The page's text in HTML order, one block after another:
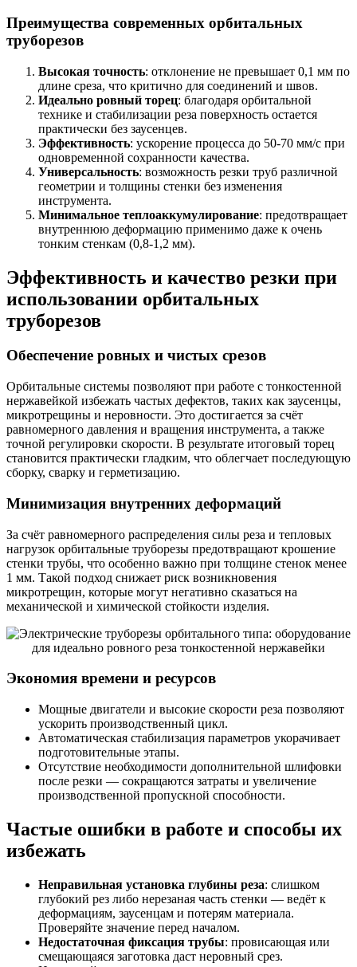
Преимущества современных орбитальных
труборезов
Высокая точность: отклонение не превышает 0,1 мм по
длине среза, что критично для соединений и швов.
Идеально ровный торец: благодаря орбитальной
технике и стабилизации реза поверхность остается
практически без заусенцев.
Эффективность: ускорение процесса до 50-70 мм/с при
одновременной сохранности качества.
Универсальность: возможность резки труб различной
геометрии и толщины стенки без изменения
инструмента.
Минимальное теплоаккумулирование: предотвращает
внутреннюю деформацию применимо даже к очень
тонким стенкам (0,8-1,2 мм).
Эффективность и качество резки при
использовании орбитальных
труборезов
Обеспечение ровных и чистых срезов
Орбитальные системы позволяют при работе с тонкостенной
нержавейкой избежать частых дефектов, таких как заусенцы,
микротрещины и неровности. Это достигается за счёт
равномерного давления и вращения инструмента, а также
точной регулировки скорости. В результате итоговый торец
становится практически гладким, что облегчает последующую
сборку, сварку и герметизацию.
Минимизация внутренних деформаций
За счёт равномерного распределения силы реза и тепловых
нагрузок орбитальные труборезы предотвращают крошение
стенки трубы, что особенно важно при толщине стенок менее
1 мм. Такой подход снижает риск возникновения
микротрещин, которые могут негативно сказаться на
механической и химической стойкости изделия.
Экономия времени и ресурсов
Мощные двигатели и высокие скорости реза позволяют
ускорить производственный цикл.
Автоматическая стабилизация параметров укорачивает
подготовительные этапы.
Отсутствие необходимости дополнительной шлифовки
после резки — сокращаются затраты и увеличение
производственной пропускной способности.
Частые ошибки в работе и способы их
избежать
Неправильная установка глубины реза: слишком
глубокий рез либо нерезаная часть стенки — ведёт к
деформациям, заусенцам и потерям материала.
Проверяйте значение перед началом.
Недостаточная фиксация трубы: провисающая или
смещающаяся заготовка даст неровный срез.